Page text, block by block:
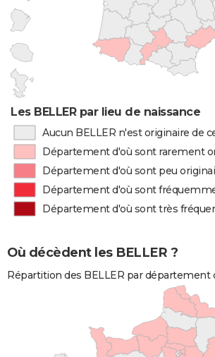
Les BELLER par lieu de naissance
Aucun BELLER n'est originaire de
Département d'où sont rarement
Département d'où sont peu
Département d'où sont
Département d'où sont très
Où décèdent les BELLER ?
Répartition des BELLER par département